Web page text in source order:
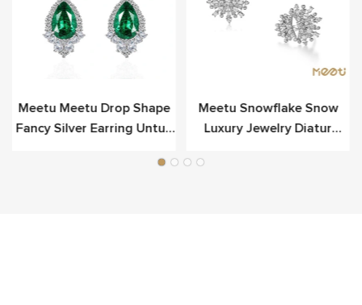
Meetu Meetu Drop Shape
Fancy Silver Earring Untuk
Meetu Snowflake Snow
Luxury Jewelry Diatur